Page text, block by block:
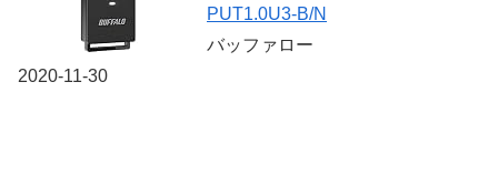
PUT1.0U3-B/N
バッファロー
2020-11-30